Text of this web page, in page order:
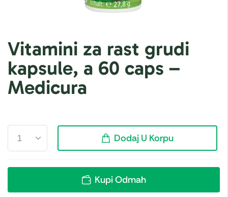
Vitamini za rast grudi
kapsule, a 60 caps –
Medicura
Dodaj U Korpu
Kupi Odmah